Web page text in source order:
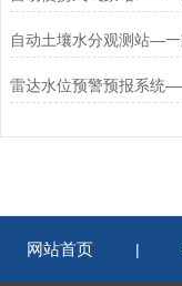
网站首页 |